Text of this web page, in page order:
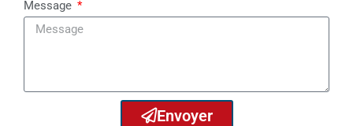
Message
Envoyer